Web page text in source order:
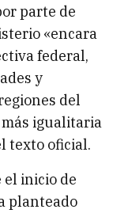
parte de
«encara
federal,
y
del
igualitaria
texto oficial.
el inicio de
planteado